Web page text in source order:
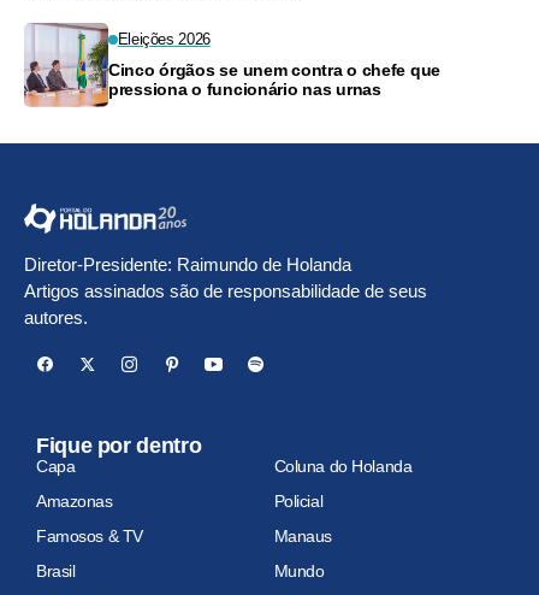
Eleições 2026
Cinco órgãos se unem contra o chefe que
pressiona o funcionário nas urnas
Diretor-Presidente: Raimundo de Holanda
Artigos assinados são de responsabilidade de seus
autores.
Fique por dentro
Capa
Coluna do Holanda
Amazonas
Policial
Famosos & TV
Manaus
Brasil
Mundo